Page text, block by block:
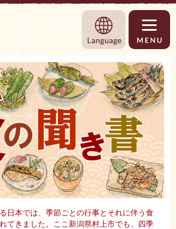
村上市観光情報総合サイト 村上市観光
Language
日本では、季節ごとの行事とそれに伴う食
てきました。ここ新潟県村上市でも、四季